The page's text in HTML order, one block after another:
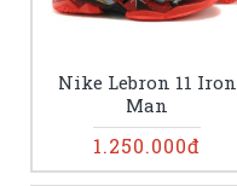
Nike Lebron 11 Iron
Man
1.250.000đ